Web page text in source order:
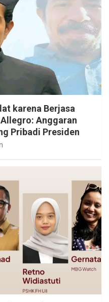
karena Berjasa
Anggaran
Pribadi Presiden